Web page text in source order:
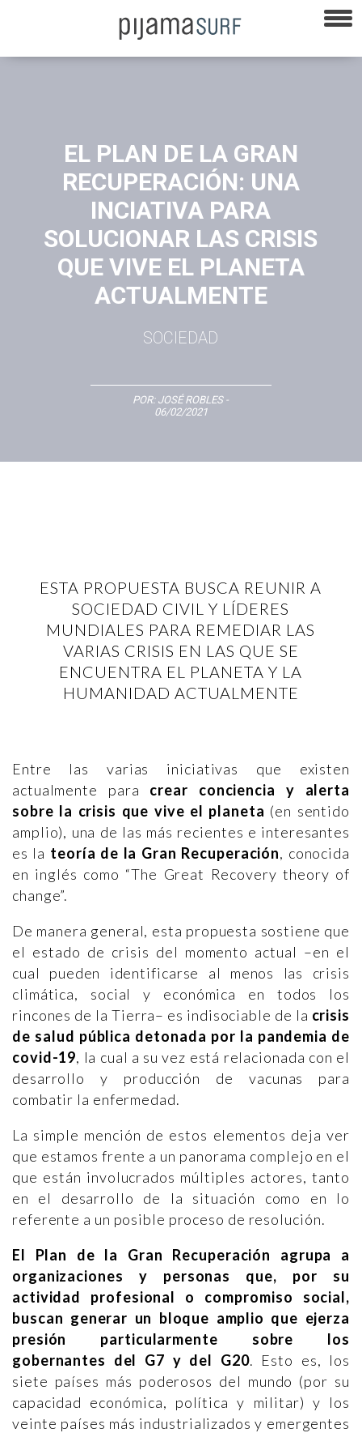
EL PLAN DE LA GRAN
RECUPERACIÓN: UNA
INCIATIVA PARA
SOLUCIONAR LAS CRISIS
QUE VIVE EL PLANETA
ACTUALMENTE
SOCIEDAD
POR: JOSÉ ROBLES-
06/02/2021
ESTA PROPUESTA BUSCA REUNIR A
SOCIEDAD CIVIL Y LÍDERES
MUNDIALES PARA REMEDIAR LAS
VARIAS CRISIS EN LAS QUE SE
ENCUENTRA EL PLANETA Y LA
HUMANIDAD ACTUALMENTE
Entre las varias iniciativas que existen
actualmente para crear conciencia y alerta
sobre la crisis que vive el planeta (en sentido
amplio), una de las más recientes e interesantes
es la teoría de la Gran Recuperación, conocida
en inglés como “The Great Recovery theory of
change”.
De manera general, esta propuesta sostiene que
el estado de crisis del momento actual –en el
cual pueden identificarse al menos las crisis
climática, social y económica en todos los
rincones de la Tierra– es indisociable de la crisis
de salud pública detonada por la pandemia de
covid-19, la cual a su vez está relacionada con el
desarrollo y producción de vacunas para
combatir la enfermedad.
La simple mención de estos elementos deja ver
que estamos frente a un panorama complejo en el
que están involucrados múltiples actores, tanto
en el desarrollo de la situación como en lo
referente a un posible proceso de resolución.
El Plan de la Gran Recuperación agrupa a
organizaciones y personas que, por su
actividad profesional o compromiso social,
buscan generar un bloque amplio que ejerza
presión particularmente sobre los
gobernantes del G7 y del G20. Esto es, los
siete países más poderosos del mundo (por su
capacidad económica, política y militar) y los
veinte países más industrializados y emergentes